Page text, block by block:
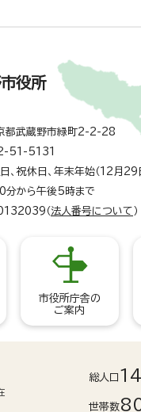
役所
武蔵野市緑町2-2-28
51-5131
日、祝休日、年末年始（12月
分から午後5時まで
（ 法人番号について ）
市役所庁舎の
ご案内
総人口
世帯数